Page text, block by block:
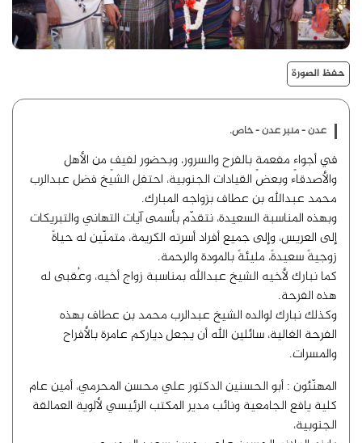
حفظ الصورة
عدن - منبر عدن - خاص.
في أجواءٍ مفعمةٍ بالفرح والسرور، وبحضور لفيفٍ من الأهل
والأصدقاء وبعض القيادات الجنوبية، احتفل الشيخ فضل عبدالرب
محمد عبدالله بن عطاف بزواجه المبارك.
وبهذه المناسبة السعيدة، نتقدّم بأسمى آيات التهاني والتبريكات
إلى العريس، وإلى جميع أفراد أسرته الكريمة، متمنّين له حياةً
زوجيةً سعيدةً، مليئةً بالمودة والرحمة.
كما نبارك لأخيه الشيخ عبدالله بمناسبة زواج أخيه، وعُقبى له
هذه الفرحة.
وكذلك نبارك لوالده الشيخ عبدالرب محمد بن عطاف بهذه
الفرحة الغالية، سائلين الله أن يجعل دياركم عامرة بالأفراح
والمسرات.
المهنّئون : أبو الحسنين الدكتور علي محسن المحرمي، أمين عام
كلية يافع الجامعية ونائب مدير المكتب الرئيسي لألوية العمالقة
الجنوبية،